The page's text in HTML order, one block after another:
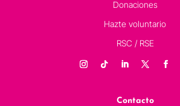
Donaciones
Hazte voluntario
RSC / RSE
Contacto